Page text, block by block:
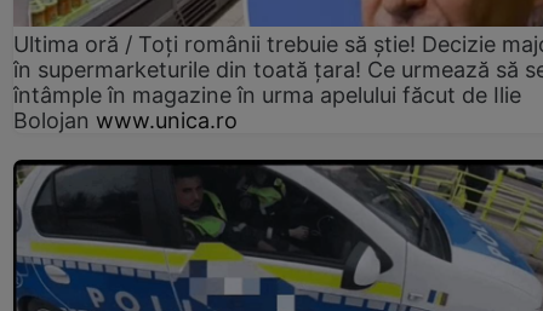
Ultima oră / Toți românii trebuie să știe! Decizie
în supermarketurile din toată țara! Ce urmează să
întâmple în magazine în urma apelului făcut de Ilie
Bolojan www.unica.ro